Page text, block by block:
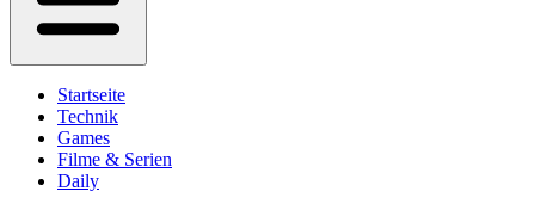
Startseite
Technik
Games
Filme & Serien
Daily